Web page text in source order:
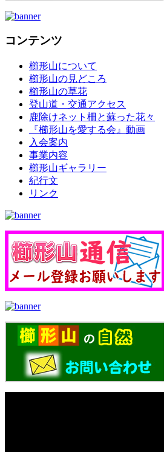
コンテンツ
櫛形山について
櫛形山の見どころ
櫛形山の草花
登山道・交通アクセス
鹿除けネット柵と蘇った花々
『櫛形山を愛する会』動画
入会案内
事業内容
櫛形山ギャラリー
紀行文
リンク